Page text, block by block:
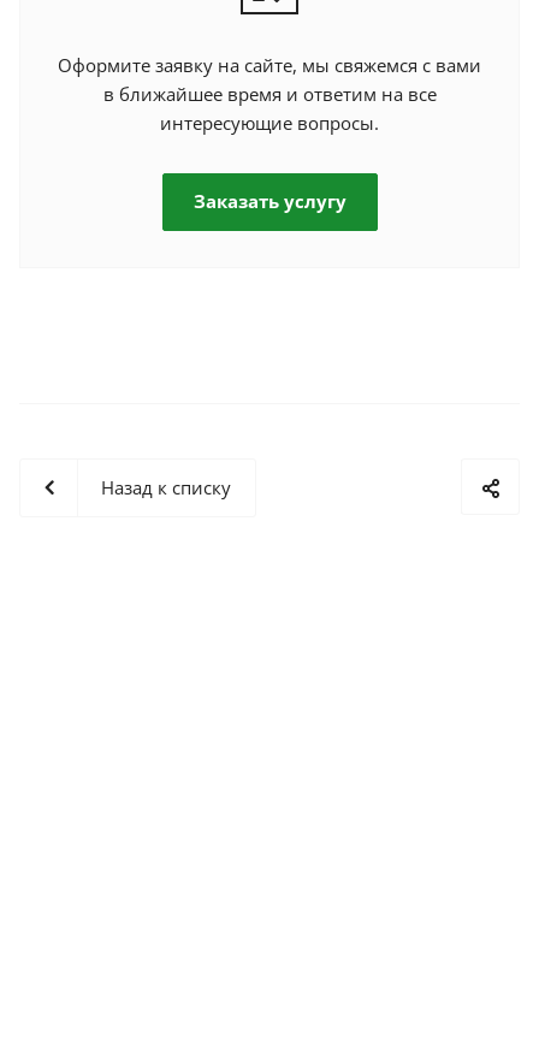
Оформите заявку на сайте, мы свяжемся с вами
в ближайшее время и ответим на все
интересующие вопросы.
Заказать услугу
Назад к списку